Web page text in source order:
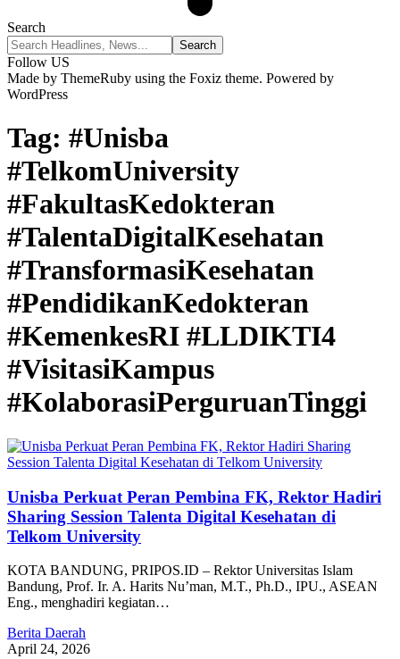
Search
Follow US
Made by ThemeRuby using the Foxiz theme. Powered by
WordPress
Tag: #Unisba
#TelkomUniversity
#FakultasKedokteran
#TalentaDigitalKesehatan
#TransformasiKesehatan
#PendidikanKedokteran
#KemenkesRI #LLDIKTI4
#VisitasiKampus
#KolaborasiPerguruanTinggi
Unisba Perkuat Peran Pembina FK, Rektor Hadiri
Sharing Session Talenta Digital Kesehatan di
Telkom University
KOTA BANDUNG, PRIPOS.ID – Rektor Universitas Islam
Bandung, Prof. Ir. A. Harits Nu’man, M.T., Ph.D., IPU., ASEAN
Eng., menghadiri kegiatan…
Berita Daerah
April 24, 2026